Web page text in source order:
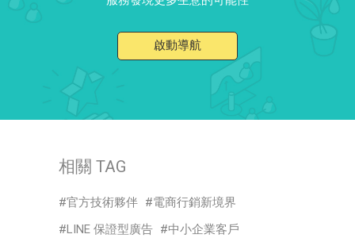
啟動導航
相關 TAG
官方技術夥伴
電商行銷新境界
LINE 保證型廣告
中小企業客戶